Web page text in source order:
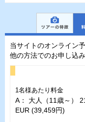
当サイトのオンライン
他の方法でのお申し込
1名様あたり料金
A： 大人（11歳～）
EUR (39,459円)